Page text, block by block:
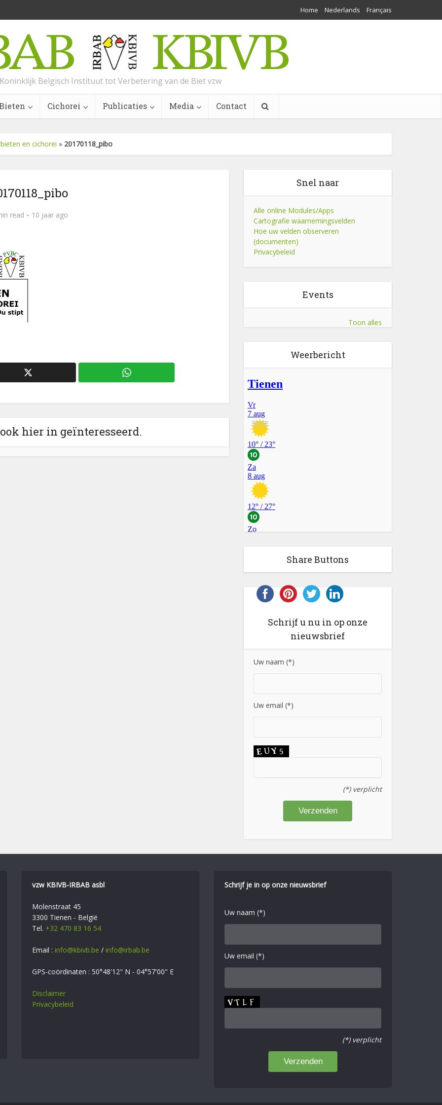
Home Nederlands Français
Koninklijk Belgisch Instituut tot Verbetering van de Biet vzw
Cichorei Publicaties Media Contact
en cichorei » 20170118_pibo
read 10 jaar ago
hier in geïnteresseerd.
Snel naar
Alle online Modules/Apps
Cartografie waarnemingsvelden
Hoe uw velden observeren
(documenten)
Privacybeleid
Events
Toon alles
Weerbericht
Share Buttons
Schrijf u nu in op onze
nieuwsbrief
Uw naam (*)
Uw email (*)
(*) verplicht
vzw KBIVB-IRBAB asbl
Molenstraat 45
3300 Tienen - België
Tel. +32 470 83 16 54
Email : info@kbivb.be / info@irbab.be
GPS-coördinaten : 50°48'12" N - 04°57'00" E
Disclaimer
Privacybeleid
Schrijf je in op onze nieuwsbrief
Uw naam (*)
Uw email (*)
(*) verplicht